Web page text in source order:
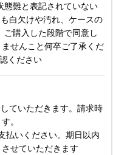
態難と表記されていない
白欠けや汚れ、ケースの
購入した段階で同意し
せんこと何卒ご了承くだ
ください
ていただきます。請求時
。
払いください。期日以内
せていただきます